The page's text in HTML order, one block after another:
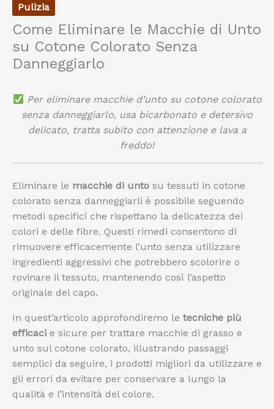
Pulizia
Come Eliminare le Macchie di Unto
su Cotone Colorato Senza
Danneggiarlo
Per eliminare macchie d’unto su cotone colorato
senza danneggiarlo, usa bicarbonato e detersivo
delicato, tratta subito con attenzione e lava a
freddo!
Eliminare le macchie di unto su tessuti in cotone
colorato senza danneggiarli è possibile seguendo
metodi specifici che rispettano la delicatezza dei
colori e delle fibre. Questi rimedi consentono di
rimuovere efficacemente l’unto senza utilizzare
ingredienti aggressivi che potrebbero scolorire o
rovinare il tessuto, mantenendo così l’aspetto
originale del capo.
In quest’articolo approfondiremo le tecniche più
efficaci e sicure per trattare macchie di grasso e
unto sul cotone colorato, illustrando passaggi
semplici da seguire, i prodotti migliori da utilizzare e
gli errori da evitare per conservare a lungo la
qualità e l’intensità del colore.